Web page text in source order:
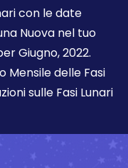
con le date
Nuova nel tuo
Giugno, 2022.
Mensile delle Fasi
sulle Fasi Lunari